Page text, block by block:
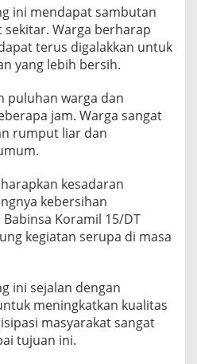
ini mendapat sambutan
Warga berharap
terus digalakkan untuk
yang lebih bersih.
puluhan warga dan
jam. Warga sangat
rumput liar dan
kesadaran
kebersihan
Koramil 15/DT
kegiatan serupa di masa
ini sejalan dengan
meningkatkan kualitas
masyarakat sangat
tujuan ini.